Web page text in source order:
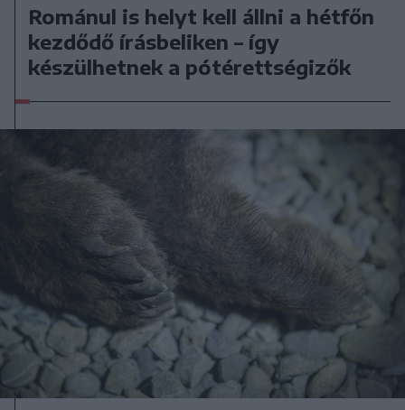
Románul is helyt kell állni a hétfőn
kezdődő írásbeliken – így
készülhetnek a pótérettségizők